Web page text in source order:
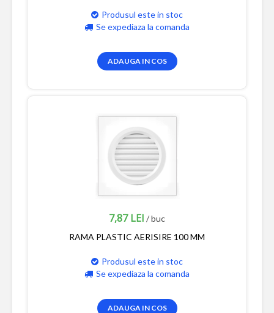
Produsul este in stoc
Se expediaza la comanda
ADAUGA IN COS
7,87 LEI / buc
RAMA PLASTIC AERISIRE 100 MM
Produsul este in stoc
Se expediaza la comanda
ADAUGA IN COS